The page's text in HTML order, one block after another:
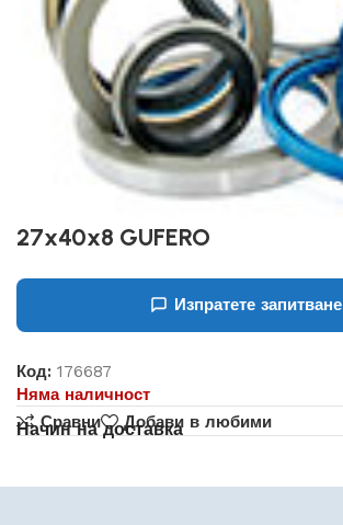
27x40x8 GUFERO
Изпратете запитване
Код:176687
Няма наличност
Сравни
Добави в любими
Начин на доставка